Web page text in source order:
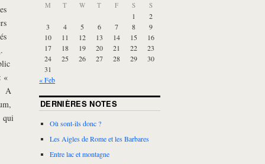
.
«
A
qui
M T W T F S S
1
2
3
4 5 6 7 8
9
10
11 12 13 14 15
16
17
18 19 20 21 22
23
24
25 26 27 28 29
30
31
« Feb
DERNIÈRES NOTES
Où sont-ils donc ?
Les Aigles de Rome et les Barbares
Entre lac et montagne